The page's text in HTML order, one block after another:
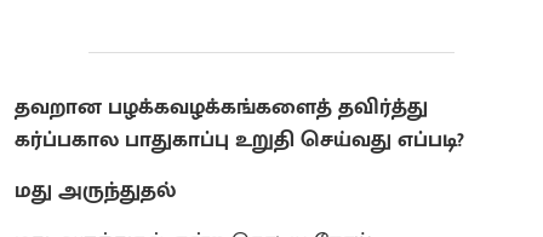
தவறான பழக்கவழக்கங்களைத் தவிர்த்து
கர்ப்பகால பாதுகாப்பு உறுதி செய்வது எப்படி?
மது அருந்துதல்